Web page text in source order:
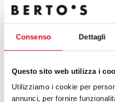
Consenso Dettagli
Questo sito web utilizza i
Utilizziamo i cookie per
annunci, per fornire
НАСТОЛЬНАЯ - 10 Л
ОТКРОЙ ДЛЯ